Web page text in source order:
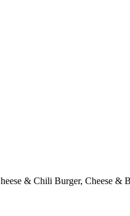
& Chili Burger, Cheese &